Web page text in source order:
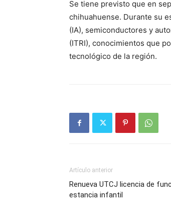
Se tiene previsto que en
chihuahuense. Durante su
(IA), semiconductores y
(ITRI), conocimientos que
tecnológico de la región.
Artículo anterior
Renueva UTCJ licencia de
estancia infantil